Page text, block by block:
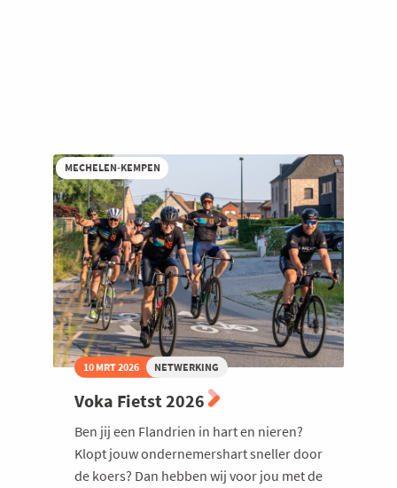
MECHELEN-KEMPEN
10 MRT 2026 NETWERKING
Voka Fietst 2026
Ben jij een Flandrien in hart en nieren?
Klopt jouw ondernemershart sneller door
de koers? Dan hebben wij voor jou met de